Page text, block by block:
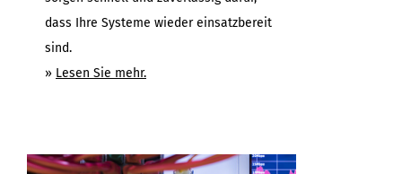
dass Ihre Systeme wieder einsatzbereit
sind.
» Lesen Sie mehr.